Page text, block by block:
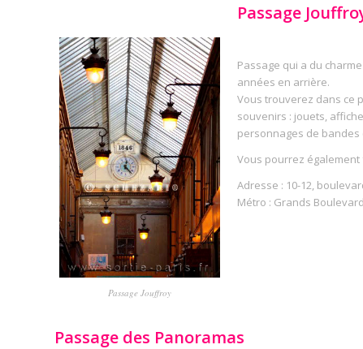
Passage
Passage Jouffroy
Passage qui a du
années en arrière.
Vous trouverez dans ce
souvenirs : jouets,
personnages de
Vous pourrez
Adresse : 10-12,
Métro : Grands
Passage des Panoramas